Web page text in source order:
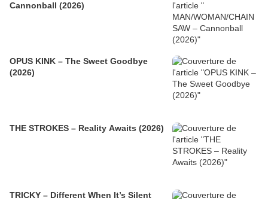
Cannonball (2026)
OPUS KINK – The Sweet Goodbye
(2026)
THE STROKES – Reality Awaits (2026)
TRICKY – Different When It’s Silent